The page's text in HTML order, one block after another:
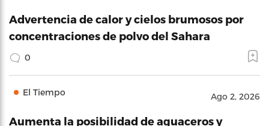
Advertencia de calor y cielos brumosos por
concentraciones de polvo del Sahara
0
El Tiempo Ago 2, 2026
Aumenta la posibilidad de aguaceros y